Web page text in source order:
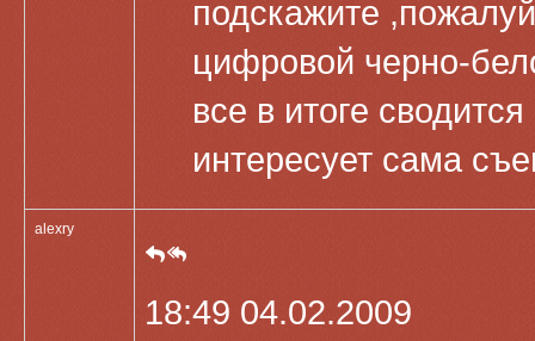
подскажите
цифровой черно-
все в итоге
интересует сама
alexry
18:49 04.02.2009